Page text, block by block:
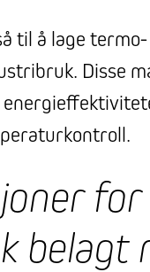
til å lage termo-
Disse
for
belagt